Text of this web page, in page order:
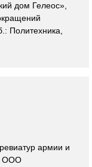
дом Гелеос»,
Политехника,
армии и
ООО